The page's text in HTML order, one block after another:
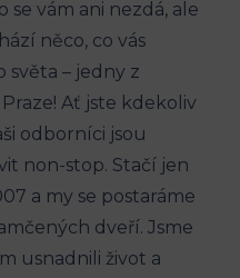
vám ani nezdá, ‌ale
něco, co vás
světa – jedny z
Ať‌ jste kdekoliv
‍odborníci‌ jsou
non-stop. Stačí jen
a my se postaráme
dveří. Jsme
usnadnili život a